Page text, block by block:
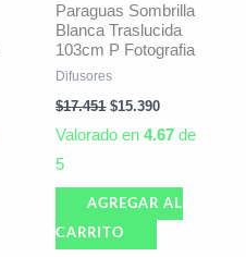
Paraguas Sombrilla
Blanca Traslucida
103cm P Fotografia
Difusores
$17.451 $15.390
Valorado en4.67 de
5
AGREGAR AL
CARRITO